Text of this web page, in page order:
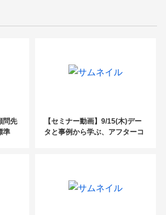
問先
準
【セミナー動画】9/15(木)デー
タと事例から学ぶ、アフターコ